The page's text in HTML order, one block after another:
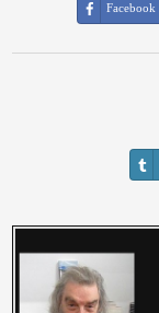
Facebook